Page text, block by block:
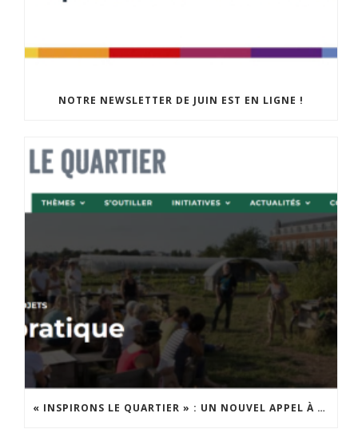
NOTRE NEWSLETTER DE JUIN EST EN LIGNE !
« INSPIRONS LE QUARTIER » : UN NOUVEL APPEL À PROJETS EST LANCÉ !